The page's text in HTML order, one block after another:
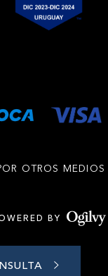
OTROS MEDIOS
BY